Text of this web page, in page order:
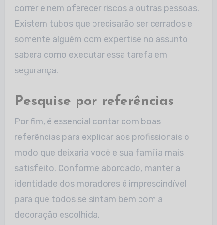
correr e nem oferecer riscos a outras pessoas.
Existem tubos que precisarão ser cerrados e
somente alguém com expertise no assunto
saberá como executar essa tarefa em
segurança.
Pesquise por referências
Por fim, é essencial contar com boas
referências para explicar aos profissionais o
modo que deixaria você e sua família mais
satisfeito. Conforme abordado, manter a
identidade dos moradores é imprescindível
para que todos se sintam bem com a
decoração escolhida.